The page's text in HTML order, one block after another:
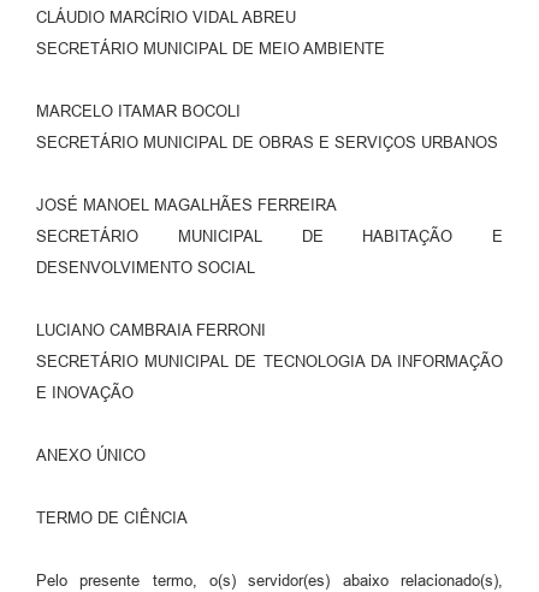
CLÁUDIO MARCÍRIO VIDAL ABREU
SECRETÁRIO MUNICIPAL DE MEIO AMBIENTE
MARCELO ITAMAR BOCOLI
SECRETÁRIO MUNICIPAL DE OBRAS E SERVIÇOS URBANOS
JOSÉ MANOEL MAGALHÃES FERREIRA
SECRETÁRIO MUNICIPAL DE HABITAÇÃO E
DESENVOLVIMENTO SOCIAL
LUCIANO CAMBRAIA FERRONI
SECRETÁRIO MUNICIPAL DE TECNOLOGIA DA INFORMAÇÃO
E INOVAÇÃO
ANEXO ÚNICO
TERMO DE CIÊNCIA
Pelo presente termo, o(s) servidor(es) abaixo relacionado(s),